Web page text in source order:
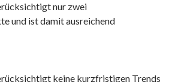
nur zwei
und ist damit ausreichend
keine kurzfristigen Trends